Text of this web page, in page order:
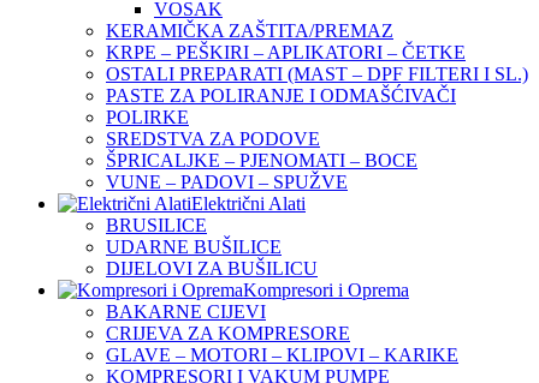
VOSAK
KERAMIČKA ZAŠTITA/PREMAZ
KRPE – PEŠKIRI – APLIKATORI – ČETKE
OSTALI PREPARATI (MAST – DPF FILTERI I SL.)
PASTE ZA POLIRANJE I ODMAŠĆIVAČI
POLIRKE
SREDSTVA ZA PODOVE
ŠPRICALJKE – PJENOMATI – BOCE
VUNE – PADOVI – SPUŽVE
Električni Alati
BRUSILICE
UDARNE BUŠILICE
DIJELOVI ZA BUŠILICU
Kompresori i Oprema
BAKARNE CIJEVI
CRIJEVA ZA KOMPRESORE
GLAVE – MOTORI – KLIPOVI – KARIKE
KOMPRESORI I VAKUM PUMPE